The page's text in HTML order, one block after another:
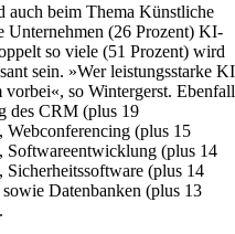
auch beim Thema Künstliche
Unternehmen (26 Prozent) KI-
so viele (51 Prozent) wird
sein. »Wer leistungsstarke KI
so Wintergerst.
des CRM (plus 19
Webconferencing (plus 15
Softwareentwicklung (plus 14
(plus 14
Datenbanken (plus 13